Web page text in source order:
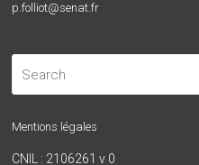
p.folliot@senat.fr
Mentions légales
CNIL : 2106261 v 0